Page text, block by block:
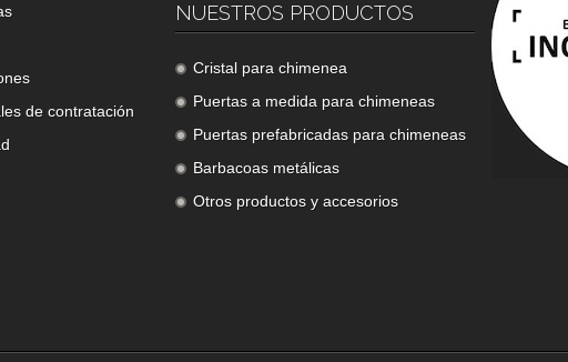
de contratación
NUESTROS PRODUCTOS
Cristal para chimenea
Puertas a medida para chimeneas
Puertas prefabricadas para chimeneas
Barbacoas metálicas
Otros productos y accesorios